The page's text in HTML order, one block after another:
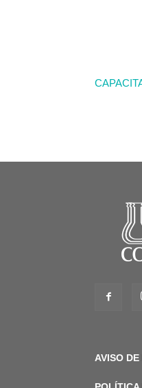
AVISO